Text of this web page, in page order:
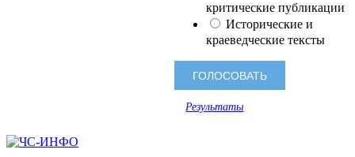
критические публикации
Исторические и
краеведческие тексты
Результаты